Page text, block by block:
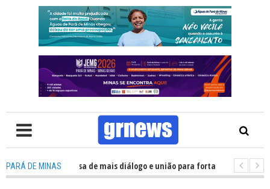
PARÁ DE MINAS
TV: Política precisa de mais diálogo e união para fortalecer Minas e Pará